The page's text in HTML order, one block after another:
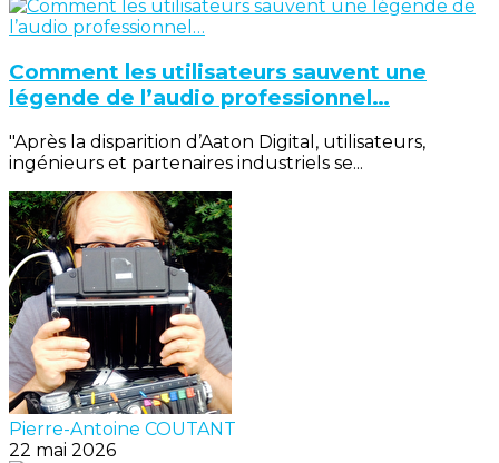
Comment les utilisateurs sauvent une
légende de l’audio professionnel…
"Après la disparition d’Aaton Digital, utilisateurs,
ingénieurs et partenaires industriels se...
Pierre-Antoine COUTANT
22 mai 2026